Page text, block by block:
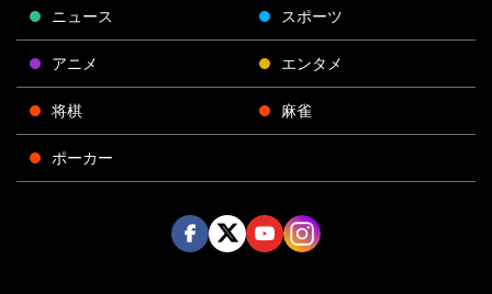
ニュース スポーツ
アニメ エンタメ
将棋 麻雀
ポーカー